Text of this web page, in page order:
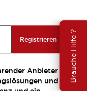
Brauche Hilfe ?
Registrieren
Anbieter
und